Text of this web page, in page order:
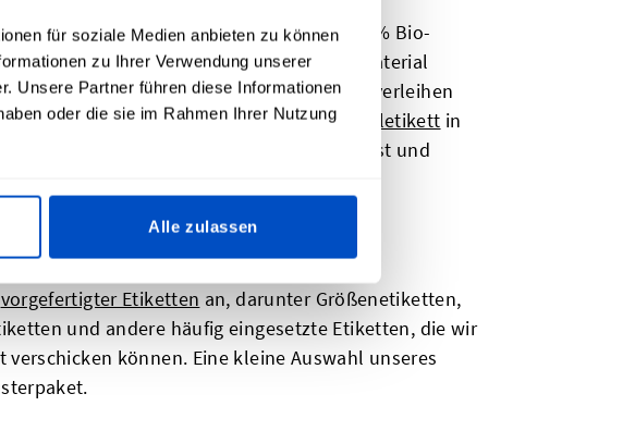
für soziale Medien anbieten zu können
zu Ihrer Verwendung unserer
Unsere Partner führen diese Informationen
oder die sie im Rahmen Ihrer Nutzung
Alle zulassen
Option mit unseren Etiketten aus 100 % Bio-
bedruckten Etiketten auf natürlichem Material
minimalistischen Designs. Mit der Zeit verleihen
rustikalen Touch. Teste dasBaumwolletikett in
ein Stück Stoff nähst, ein paar Mal wäschst und
vorgefertigter Etiketten an, darunter Größenetiketten,
und andere häufig eingesetzte Etiketten, die wir
können. Eine kleine Auswahl unseres